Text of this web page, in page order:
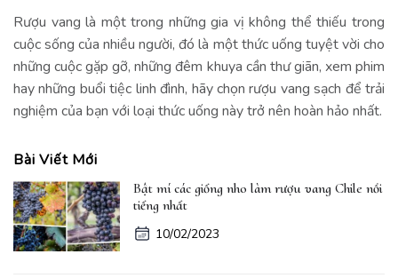
Rượu vang là một trong những gia vị không thể thiếu trong
cuộc sống của nhiều người, đó là một thức uống tuyệt vời cho
những cuộc gặp gỡ, những đêm khuya cần thư giãn, xem phim
hay những buổi tiệc linh đình, hãy chọn rượu vang sạch để trải
nghiệm của bạn với loại thức uống này trở nên hoàn hảo nhất.
Bài Viết Mới
Bật mí các giống nho làm rượu vang Chile nổi
tiếng nhất
10/02/2023